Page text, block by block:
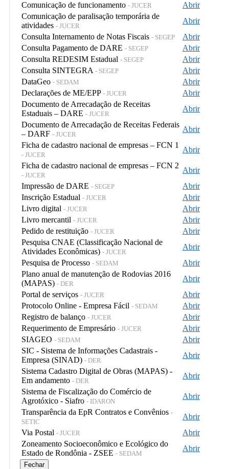
Comunicação de funcionamento - JUCER
Abrir
Comunicação de paralisação temporária de
atividades - JUCER
Abrir
Consulta Internamento de Notas Fiscais - SEGEP
Abrir
Consulta Pagamento de DARE - SEGEP
Abrir
Consulta REDESIM Estadual - SEGEP
Abrir
Consulta SINTEGRA - SEGEP
Abrir
DataGeo - SEDAM
Abrir
Declarações de ME/EPP - JUCER
Abrir
Documento de Arrecadação de Receitas
Estaduais – DARE - JUCER
Abrir
Documento de Arrecadação de Receitas Federais
– DARF - JUCER
Abrir
Ficha de cadastro nacional de empresas – FCN 1
- JUCER
Abrir
Ficha de cadastro nacional de empresas – FCN 2
- JUCER
Abrir
Impressão de DARE - SEGEP
Abrir
Inscrição Estadual - JUCER
Abrir
Livro digital - JUCER
Abrir
Livro mercantil - JUCER
Abrir
Pedido de restituição - JUCER
Abrir
Pesquisa CNAE (Classificação Nacional de
Atividades Econômicas) - JUCER
Abrir
Pesquisa de Processo - SEDAM
Abrir
Plano anual de manutenção de Rodovias 2016
(MAPAS) - DER
Abrir
Portal de serviços - JUCER
Abrir
Protocolo Online - Empresa Fácil - SEDAM
Abrir
Registro de balanço - JUCER
Abrir
Requerimento de Empresário - JUCER
Abrir
SIAGEO - SEDAM
Abrir
SIC - Sistema de Informações Cadastrais -
Empresa (SINAD) - DER
Abrir
Sistema Cadastro Digital de Obras (MAPAS) -
Em andamento - DER
Abrir
Sistema de Fiscalização do Comércio de
Agrotóxico - Siafro - IDARON
Abrir
Transparência da EpR Contratos e Convênios -
SETIC
Abrir
Via Postal - JUCER
Abrir
Zoneamento Socioeconômico e Ecológico do
Estado de Rondônia - ZSEE - SEDAM
Abrir
Fechar